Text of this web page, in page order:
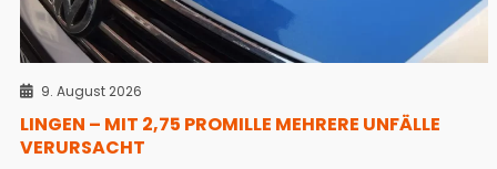
9. August 2026
LINGEN – MIT 2,75 PROMILLE MEHRERE UNFÄLLE
VERURSACHT